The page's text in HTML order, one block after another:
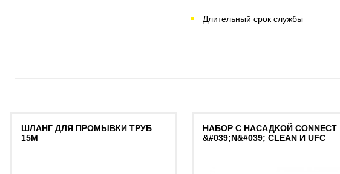
Длительный срок службы
ШЛАНГ ДЛЯ ПРОМЫВКИ ТРУБ
15М
НАБОР С НАСАДКОЙ CONNECT
&#039;N&#039; CLEAN И UFC